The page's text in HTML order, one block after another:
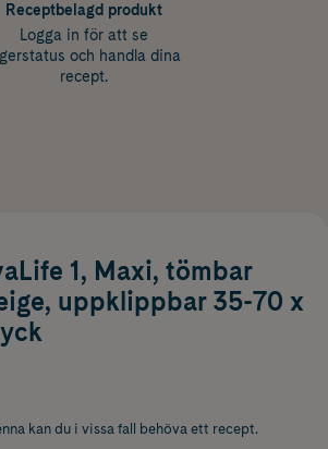
Receptbelagd produkt
Logga in för att se
och handla dina
recept.
1, Maxi, tömbar
uppklippbar 35-70 x
kan du i vissa fall behöva ett recept.